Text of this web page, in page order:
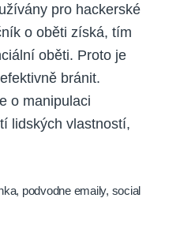
pro hackerské
o oběti získá, tím
oběti. Proto je
bránit.
o manipulaci
lidských vlastností,
, podvodne emaily, social